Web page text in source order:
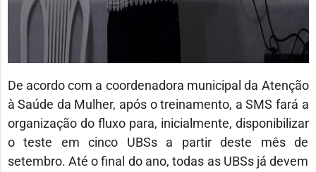
De acordo com a coordenadora municipal da Atenção
à Saúde da Mulher, após o treinamento, a SMS fará a
organização do fluxo para, inicialmente, disponibilizar
o teste em cinco UBSs a partir deste mês de
setembro. Até o final do ano, todas as UBSs já devem